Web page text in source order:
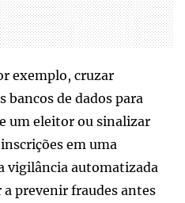
exemplo, cruzar
bancos de dados para
um eleitor ou sinalizar
em uma
vigilância automatizada
prevenir fraudes antes